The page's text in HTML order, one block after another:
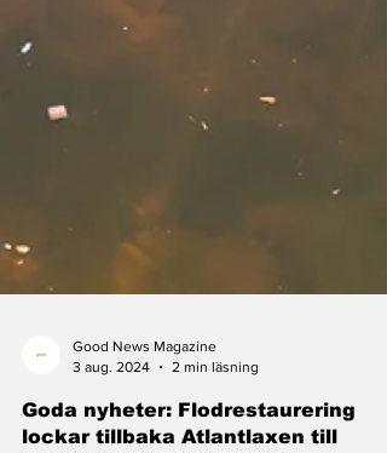
Good News Magazine
3 aug. 2024
2 min läsning